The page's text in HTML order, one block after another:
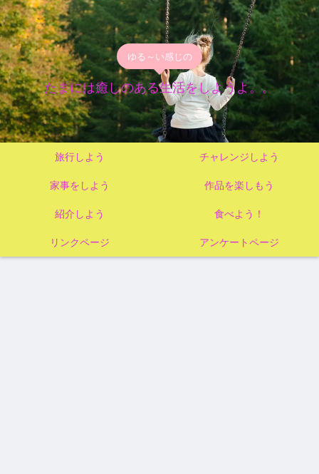
ゆる～い感じの
たまには癒しのある生活をしようよ。。
旅行しよう チャレンジしよう
家事をしよう 作品を楽しもう
紹介しよう 食べよう！
リンクページ アンケートページ